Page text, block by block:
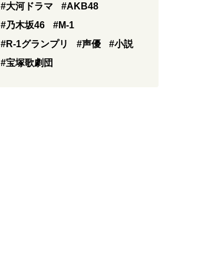
#大河ドラマ
#AKB48
#乃木坂46
#M-1
#R-1グランプリ
#声優
#小説
#宝塚歌劇団